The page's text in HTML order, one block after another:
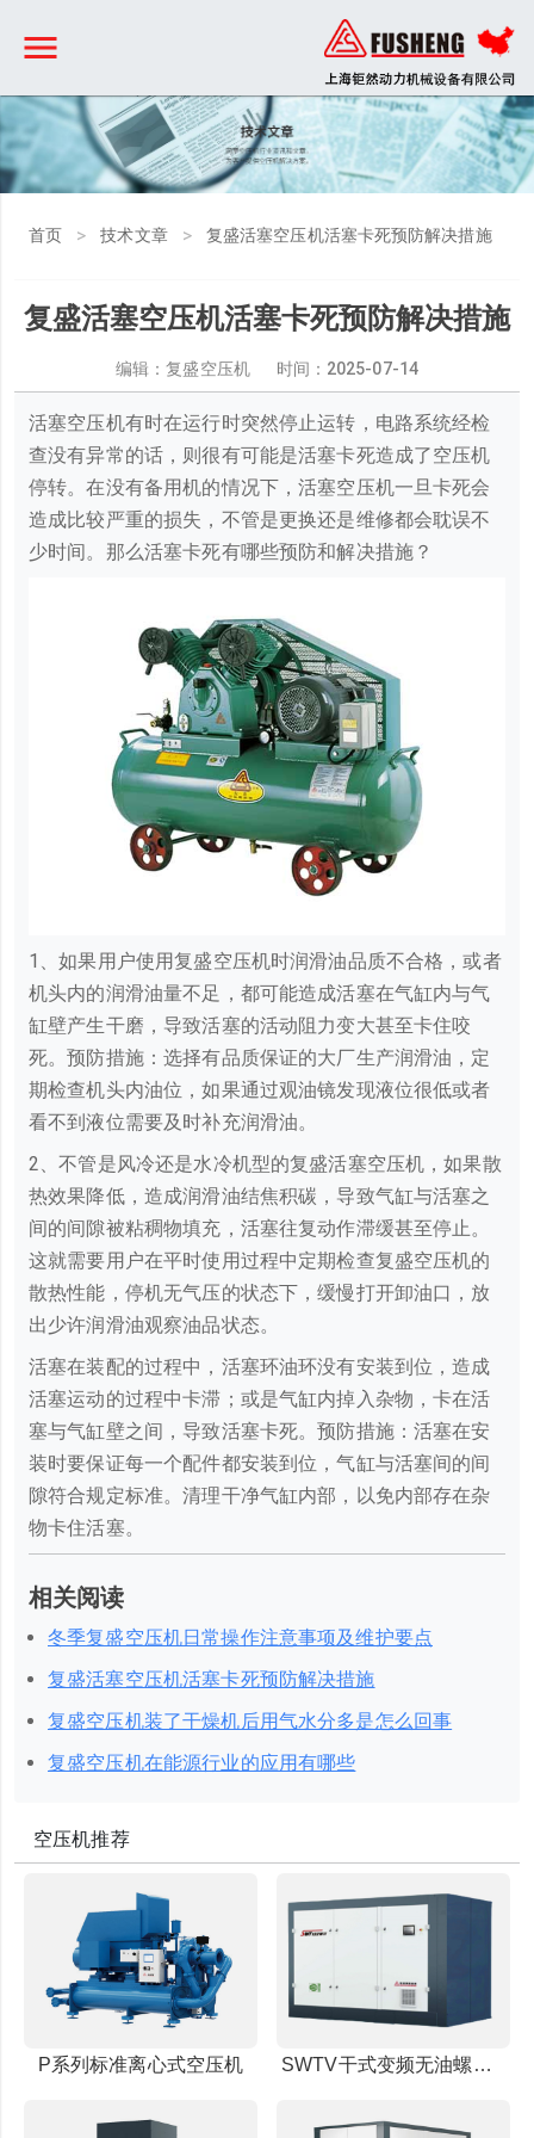
首页 > 技术文章 > 复盛活塞空压机活塞卡死预防解决措施
复盛活塞空压机活塞卡死预防解决措施
编辑：复盛空压机 时间： 2025-07-14
活塞空压机有时在运行时突然停止运转，电路系统经检
查没有异常的话，则很有可能是活塞卡死造成了空压机
停转。在没有备用机的情况下，活塞空压机一旦卡死会
造成比较严重的损失，不管是更换还是维修都会耽误不
少时间。那么活塞卡死有哪些预防和解决措施？
1、如果用户使用复盛空压机时润滑油品质不合格，或者
机头内的润滑油量不足，都可能造成活塞在气缸内与气
缸壁产生干磨，导致活塞的活动阻力变大甚至卡住咬
死。预防措施：选择有品质保证的大厂生产润滑油，定
期检查机头内油位，如果通过观油镜发现液位很低或者
看不到液位需要及时补充润滑油。
2、不管是风冷还是水冷机型的复盛活塞空压机，如果散
热效果降低，造成润滑油结焦积碳，导致气缸与活塞之
间的间隙被粘稠物填充，活塞往复动作滞缓甚至停止。
这就需要用户在平时使用过程中定期检查复盛空压机的
散热性能，停机无气压的状态下，缓慢打开卸油口，放
出少许润滑油观察油品状态。
活塞在装配的过程中，活塞环油环没有安装到位，造成
活塞运动的过程中卡滞；或是气缸内掉入杂物，卡在活
塞与气缸壁之间，导致活塞卡死。预防措施：活塞在安
装时要保证每一个配件都安装到位，气缸与活塞间的间
隙符合规定标准。清理干净气缸内部，以免内部存在杂
物卡住活塞。
相关阅读
冬季复盛空压机日常操作注意事项及维护要点
复盛活塞空压机活塞卡死预防解决措施
复盛空压机装了干燥机后用气水分多是怎么回事
复盛空压机在能源行业的应用有哪些
空压机推荐
P系列标准离心式空压机 SWTV干式变频无油螺杆空压机